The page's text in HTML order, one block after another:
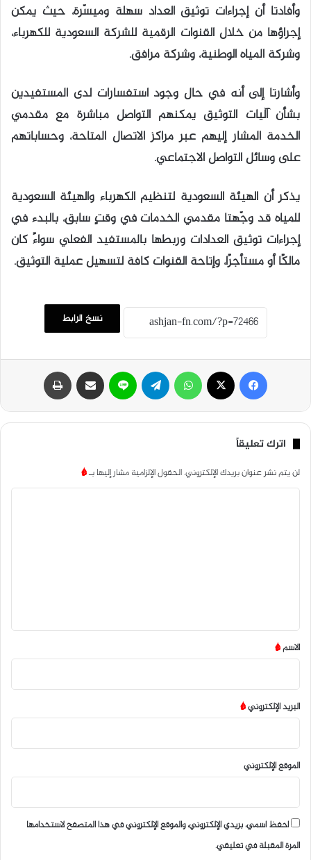
وأفادتا أن إجراءات توثيق العداد سهلة وميسّرة، حيث يمكن
إجراؤها من خلال القنوات الرقمية للشركة السعودية للكهرباء،
وشركة المياه الوطنية، وشركة مرافق.
وأشارتا إلى أنه في حال وجود استفسارات لدى المستفيدين
بشأن آليات التوثيق يمكنهم التواصل مباشرة مع مقدمي
الخدمة المشار إليهم عبر مراكز الاتصال المتاحة، وحساباتهم
على وسائل التواصل الاجتماعي.
يذكر أن الهيئة السعودية لتنظيم الكهرباء والهيئة السعودية
للمياه قد وجّهتا مقدمي الخدمات في وقتٍ سابق، بالبدء في
إجراءات توثيق العدادات وربطها بالمستفيد الفعلي سواءً كان
مالكًا أو مستأجرًا، وإتاحة القنوات كافة لتسهيل عملية التوثيق.
نسخ الرابط
اترك تعليقاً
لن يتم نشر عنوان بريدك الإلكتروني.الحقول الإلزامية مشار إليها بـ*
*
الاسم*
البريد الإلكتروني*
الموقع الإلكتروني
احفظ اسمي، بريدي الإلكتروني، والموقع الإلكتروني في هذا المتصفح لاستخدامها
المرة المقبلة في تعليقي.